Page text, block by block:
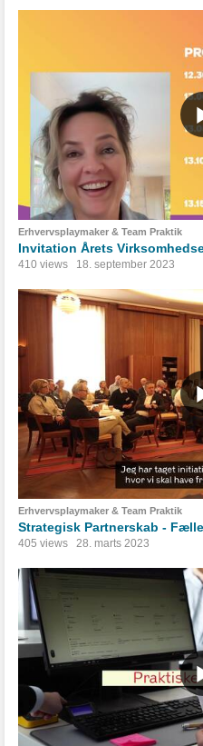
Erhvervsplaymaker & Team Praktik
Invitation Årets
410 views 18. september 2023
Erhvervsplaymaker & Team Praktik
Strategisk Partnerskab -
405 views 28. marts 2023